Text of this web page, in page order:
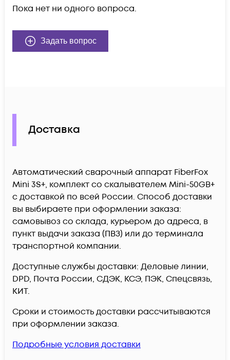
Пока нет ни одного вопроса.
Задать вопрос
Доставка
Автоматический сварочный аппарат FiberFox
Mini 3S+, комплект со скалывателем Mini-50GB+
c доставкой по всей России. Способ доставки
вы выбираете при оформлении заказа:
самовывоз со склада, курьером до адреса, в
пункт выдачи заказа (ПВЗ) или до терминала
транспортной компании.
Доступные службы доставки: Деловые линии,
DPD, Почта России, СДЭК, КСЭ, ПЭК, Спецсвязь,
КИТ.
Сроки и стоимость доставки рассчитываются
при оформлении заказа.
Подробные условия доставки